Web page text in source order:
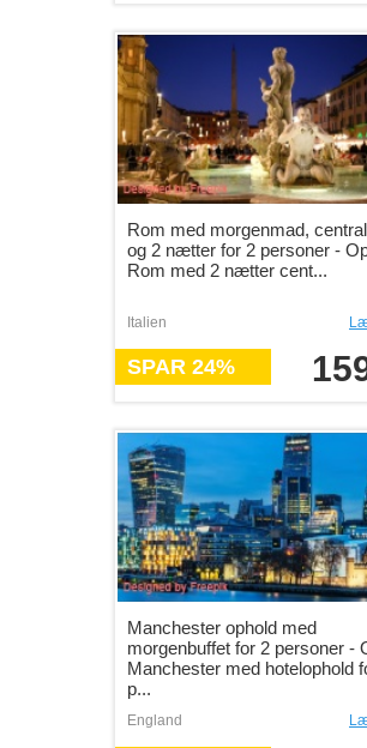
Rom med morgenmad,
og 2 nætter for 2 personer -
Rom med 2 nætter cent...
Italien
SPAR 24%
Manchester ophold med
morgenbuffet for 2 personer -
Manchester med hotelophold
p...
England